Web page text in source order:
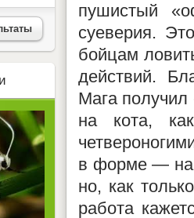
пушистый
суеверия.
бойцам
действий.
Мага
на кота,
в форме —
но, как
работа